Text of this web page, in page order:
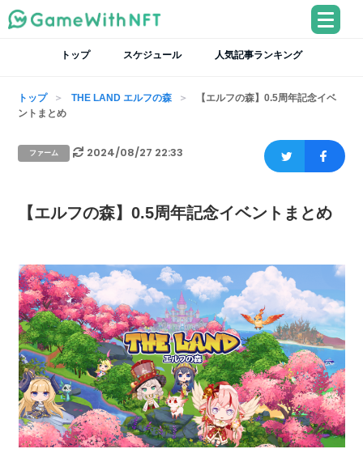
トップ スケジュール 人気記事ランキング
トップ THE LAND エルフの森
【エルフの森】0.5周年記念イベ
ントまとめ
ファーム 2024/08/27 22:33
【エルフの森】0.5周年記念イベントまとめ